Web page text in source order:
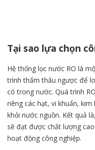
Tại sao lựa chọn
Hệ thống lọc nước RO là
trình thẩm thấu ngược để
có trong nước. Quá trình
riêng các hạt, vi khuẩn,
khỏi nước nguồn. Kết quả
sẽ đạt được chất lượng
hoạt động công nghiệp.